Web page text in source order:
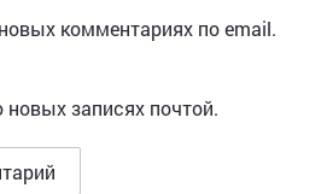
комментариях по email.
записях почтой.